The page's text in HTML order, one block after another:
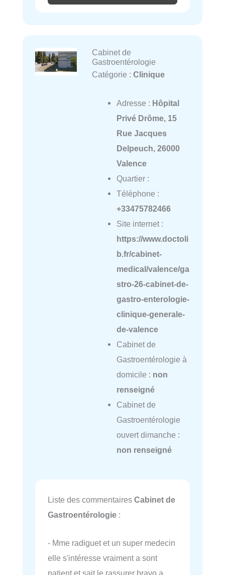
Cabinet de
Gastroentérologie
Catégorie : Clinique
Adresse : Hôpital
Privé Drôme, 15
Rue Jacques
Delpeuch, 26000
Valence
Quartier :
Téléphone :
+33475782466
Site internet :
https://www.doctoli
b.fr/cabinet-
medical/valence/ga
stro-26-cabinet-de-
gastro-enterologie-
clinique-generale-
de-valence
Cabinet de
Gastroentérologie à
domicile : non
renseigné
Cabinet de
Gastroentérologie
ouvert dimanche :
non renseigné
Liste des commentaires Cabinet de
Gastroentérologie :
- Mme radiguet et un super medecin
elle s'intéresse vraiment a sont